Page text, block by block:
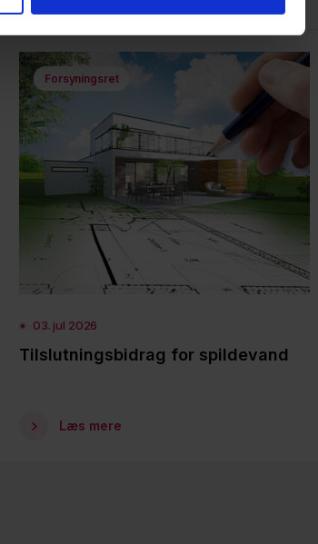
Forsyningsret
03. jul 2026
Tilslutningsbidrag for spildevand
Læs mere